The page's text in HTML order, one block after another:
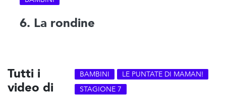
6. La rondine
Tutti i
video di
BAMBINI
LE PUNTATE DI MAMAN!
STAGIONE 7